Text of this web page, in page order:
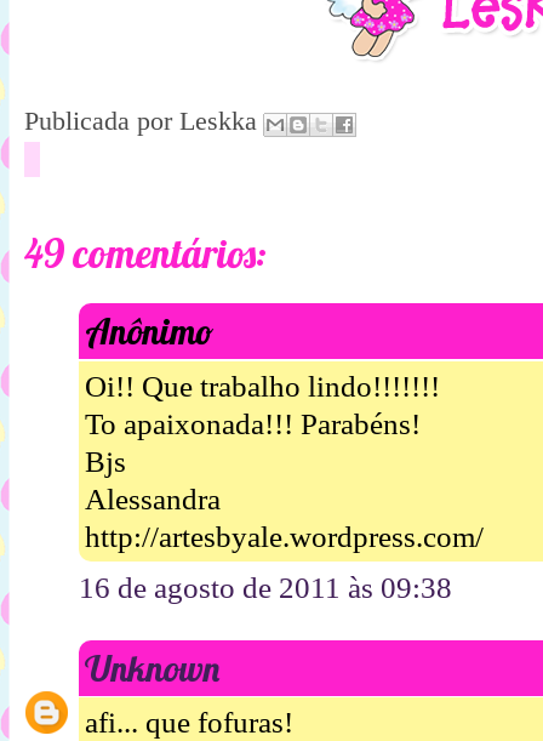
Publicada por Leskka
49 comentários:
Anônimo
Oi!! Que trabalho lindo!!!!!!!
To apaixonada!!! Parabéns!
Bjs
Alessandra
http://artesbyale.wordpress.com/
16 de agosto de 2011 às 09:38
Unknown
afi... que fofuras!